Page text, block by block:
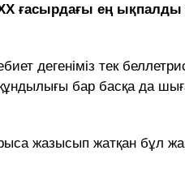
ғасырдағы ең ықпалды
дегеніміз тек
бар басқа да
жазысып жатқан бұл